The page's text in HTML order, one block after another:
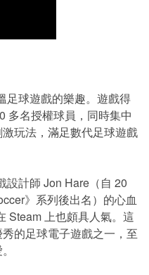
球遊戲的樂趣。遊戲得
多名授權球員，同時集中
玩法，滿足數代足球遊戲
計師 Jon Hare（自 20
》系列後出名）的心血
Steam 上也頗具人氣。這
的足球電子遊戲之一，至